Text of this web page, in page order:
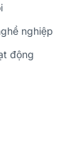
nghiệp
động